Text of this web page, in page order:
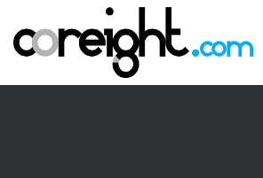
contenu
principal